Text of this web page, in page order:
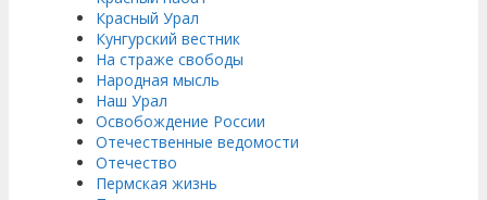
Красный Урал
Кунгурский вестник
На страже свободы
Народная мысль
Наш Урал
Освобождение России
Отечественные ведомости
Отечество
Пермская жизнь